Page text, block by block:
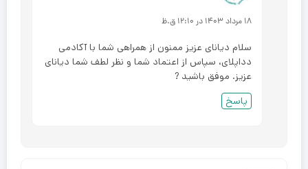
۱۸ مرداد ۱۴۰۳ در ۱۲:۱۰ ق.ظ
سلام دیانای عزیز ممنون از همراهی شما با آکادمی
دداپلای، سپاس از اعتماد شما و نظر لطف شما دیانای
عزیز. موفق باشید ?
پاسخ